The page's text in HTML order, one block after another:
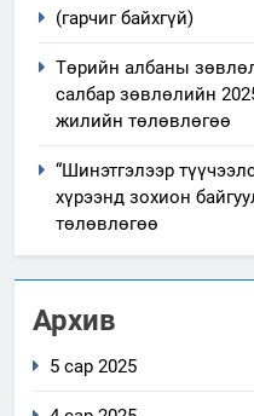
(гарчиг байхгүй)
Төрийн албаны
салбар зөвлөлийн
жилийн төлөвлөгөө
“Шинэтгэлээр
хүрээнд зохион
төлөвлөгөө
Архив
5 сар 2025